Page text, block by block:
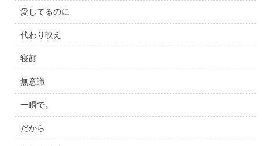
愛してるのに
代わり映え
寝顔
無意識
一瞬で。
だから